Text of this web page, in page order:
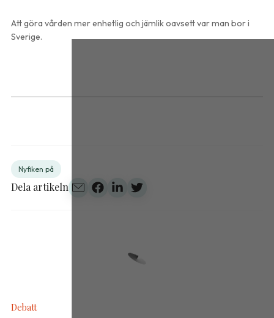
Att göra vården mer enhetlig och jämlik oavsett var man bor i
Sverige.
Nyfiken på
Dela artikeln
Debatt